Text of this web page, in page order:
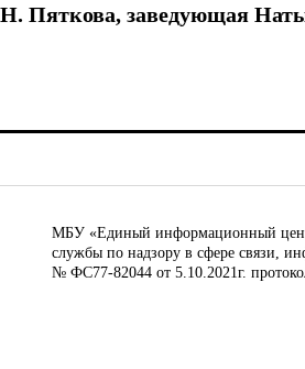
Н. Пяткова, заведующая
МБУ «Единый информационный
службы по надзору в сфере связи,
№ ФС77-82044 от 5.10.2021г.